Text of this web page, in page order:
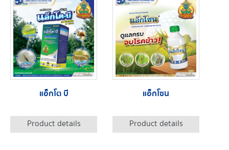
แอ็กโต บี
Product details
แอ็กโซน
Product details